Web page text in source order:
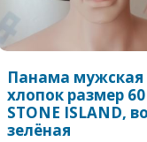
Панама мужская
хлопок размер
STONE ISLAND,
зелёная